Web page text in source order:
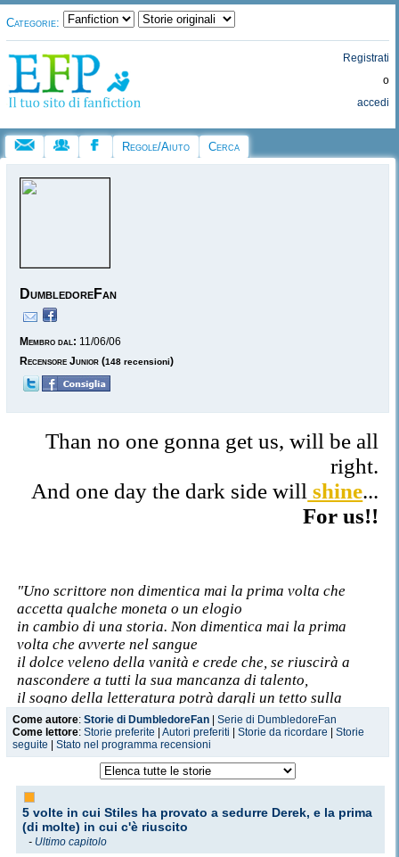
Categorie:
Registrati
o
accedi
Regole/Aiuto Cerca
DumbledoreFan
Membro dal: 11/06/06
Recensore Junior (148 recensioni)
Than no one gonna get us, will be all
right.
And one day the dark side will shine...
For us!!
"Uno scrittore non dimentica mai la prima volta che
accetta qualche moneta o un elogio
in cambio di una storia. Non dimentica mai la prima
volta che avverte nel sangue
il dolce veleno della vanità e crede che, se riuscirà a
nascondere a tutti la sua mancanza di talento,
il sogno della letteratura potrà dargli un tetto sulla
testa, un piatto caldo alla fine della giornata e
sopratuttto quanto più desidera: il suo nome stampato su
un miserabile pezzo di carta
che vivrà sicuramente più a lungo di lui.
Uno scrittore è condannato a ricordare quell'istante,
perché
a quel punto è già perduto e la sua anima ha ormai un
prezzo."
Come autore: Storie di DumbledoreFan
Serie di DumbledoreFan
Come lettore: Storie preferite Autori preferiti Storie da ricordare
Storie
seguite
Stato nel programma recensioni
5 volte in cui Stiles ha provato a sedurre Derek, e la prima
(di molte) in cui c'è riuscito
- Ultimo capitolo